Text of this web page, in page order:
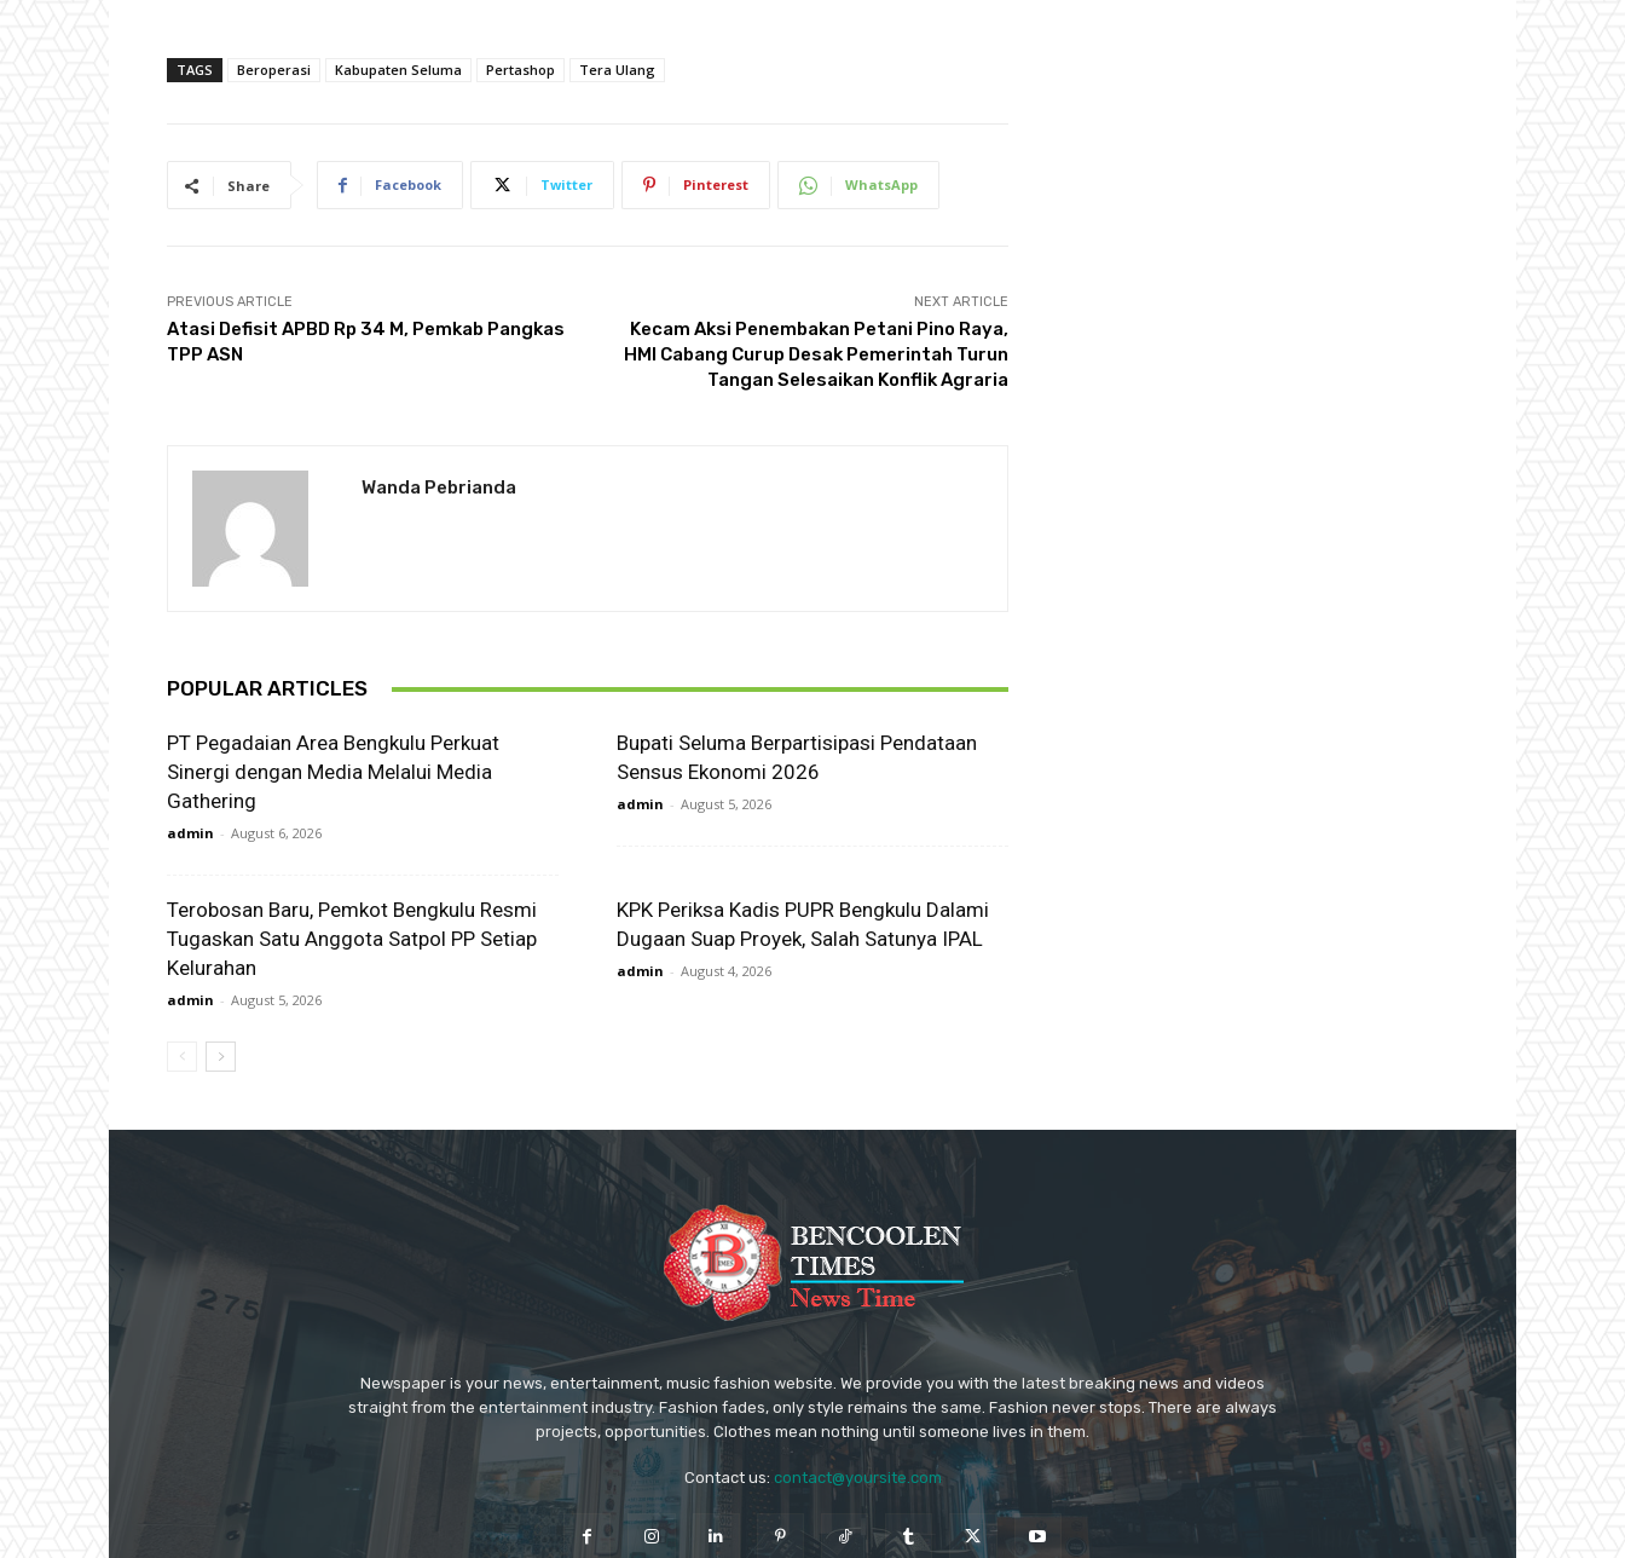
TAGS Beroperasi Kabupaten Seluma Pertashop Tera Ulang
Share Facebook Twitter Pinterest WhatsApp
PREVIOUS ARTICLE
Atasi Defisit APBD Rp 34 M, Pemkab Pangkas
TPP ASN
NEXT ARTICLE
Kecam Aksi Penembakan Petani Pino Raya,
HMI Cabang Curup Desak Pemerintah Turun
Tangan Selesaikan Konflik Agraria
Wanda Pebrianda
POPULAR ARTICLES
PT Pegadaian Area Bengkulu Perkuat
Sinergi dengan Media Melalui Media
Gathering
admin - August 6, 2026
Bupati Seluma Berpartisipasi Pendataan
Sensus Ekonomi 2026
admin - August 5, 2026
Terobosan Baru, Pemkot Bengkulu Resmi
Tugaskan Satu Anggota Satpol PP Setiap
Kelurahan
admin - August 5, 2026
KPK Periksa Kadis PUPR Bengkulu Dalami
Dugaan Suap Proyek, Salah Satunya IPAL
admin - August 4, 2026
Newspaper is your news, entertainment, music fashion website. We provide you with the latest breaking news and videos
straight from the entertainment industry. Fashion fades, only style remains the same. Fashion never stops. There are always
projects, opportunities. Clothes mean nothing until someone lives in them.
Contact us: contact@yoursite.com